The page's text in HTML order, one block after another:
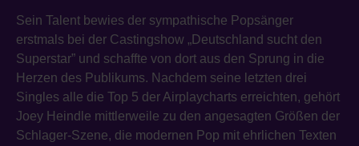
Sein Talent bewies der sympathische Popsänger
erstmals bei der Castingshow „Deutschland sucht den
Superstar” und schaffte von dort aus den Sprung in die
Herzen des Publikums. Nachdem seine letzten drei
Singles alle die Top 5 der Airplaycharts erreichten, gehört
Joey Heindle mittlerweile zu den angesagten Größen der
Schlager-Szene, die modernen Pop mit ehrlichen Texten